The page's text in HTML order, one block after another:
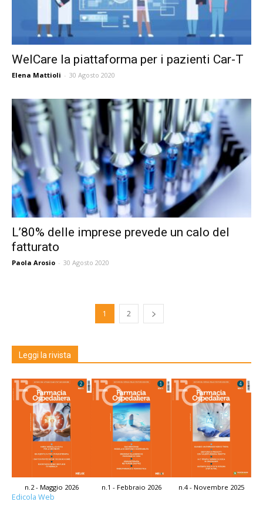
WelCare la piattaforma per i pazienti Car-T
Elena Mattioli - 30 Agosto 2020
L’80% delle imprese prevede un calo del
fatturato
Paola Arosio - 30 Agosto 2020
1 2
Leggi la rivista
n.2 - Maggio 2026 n.1 - Febbraio 2026 n.4 - Novembre 2025
Edicola Web